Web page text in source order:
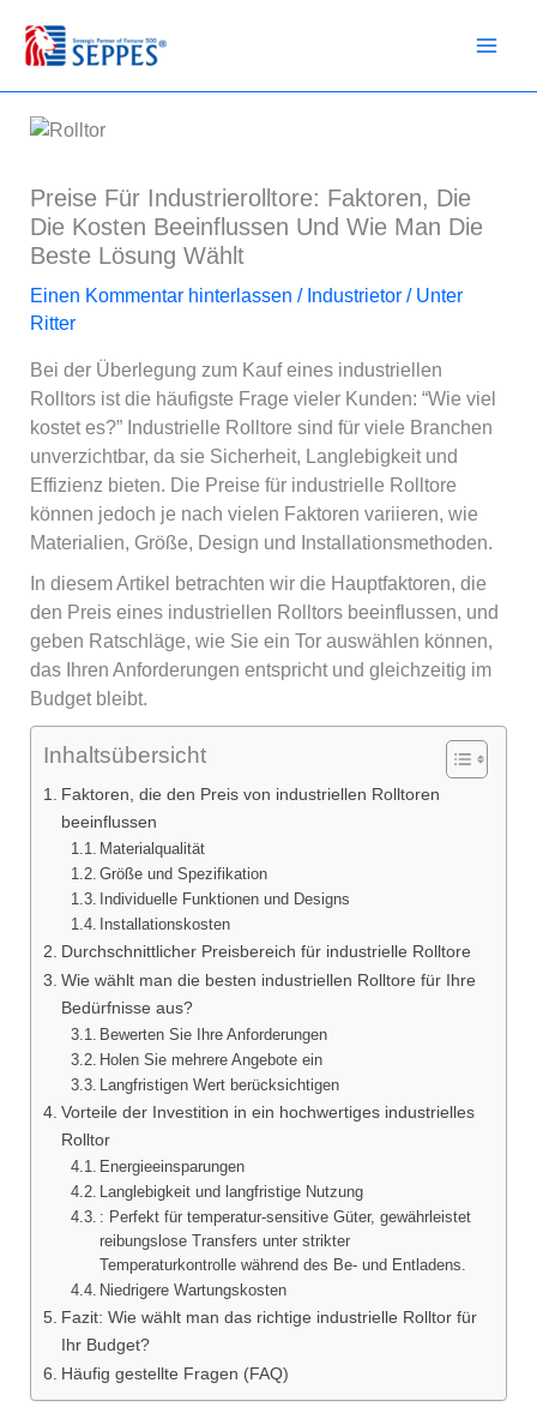
Inhalt
springen
Preise Für Industrierolltore: Faktoren, Die
Die Kosten Beeinflussen Und Wie Man Die
Beste Lösung Wählt
Einen Kommentar hinterlassen / Industrietor/ Unter
Ritter
Bei der Überlegung zum Kauf eines industriellen
Rolltors ist die häufigste Frage vieler Kunden: “Wie viel
kostet es?” Industrielle Rolltore sind für viele Branchen
unverzichtbar, da sie Sicherheit, Langlebigkeit und
Effizienz bieten. Die Preise für industrielle Rolltore
können jedoch je nach vielen Faktoren variieren, wie
Materialien, Größe, Design und Installationsmethoden.
In diesem Artikel betrachten wir die Hauptfaktoren, die
den Preis eines industriellen Rolltors beeinflussen, und
geben Ratschläge, wie Sie ein Tor auswählen können,
das Ihren Anforderungen entspricht und gleichzeitig im
Budget bleibt.
Inhaltsübersicht
Faktoren, die den Preis von industriellen Rolltoren
beeinflussen
Materialqualität
Größe und Spezifikation
Individuelle Funktionen und Designs
Installationskosten
Durchschnittlicher Preisbereich für industrielle Rolltore
Wie wählt man die besten industriellen Rolltore für Ihre
Bedürfnisse aus?
Bewerten Sie Ihre Anforderungen
Holen Sie mehrere Angebote ein
Langfristigen Wert berücksichtigen
Vorteile der Investition in ein hochwertiges industrielles
Rolltor
Energieeinsparungen
Langlebigkeit und langfristige Nutzung
: Perfekt für temperatur-sensitive Güter, gewährleistet
reibungslose Transfers unter strikter
Temperaturkontrolle während des Be- und Entladens.
Niedrigere Wartungskosten
Fazit: Wie wählt man das richtige industrielle Rolltor für
Ihr Budget?
Häufig gestellte Fragen (FAQ)